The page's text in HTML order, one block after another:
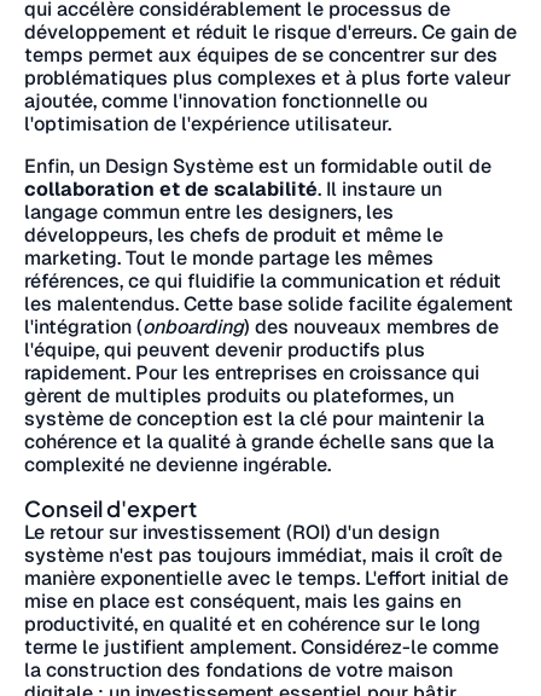
qui accélère considérablement le processus de
développement et réduit le risque d'erreurs. Ce gain de
temps permet aux équipes de se concentrer sur des
problématiques plus complexes et à plus forte valeur
ajoutée, comme l'innovation fonctionnelle ou
l'optimisation de l'expérience utilisateur.
Enfin, un Design Système est un formidable outil de
collaboration et de scalabilité. Il instaure un
langage commun entre les designers, les
développeurs, les chefs de produit et même le
marketing. Tout le monde partage les mêmes
références, ce qui fluidifie la communication et réduit
les malentendus. Cette base solide facilite également
l'intégration (onboarding) des nouveaux membres de
l'équipe, qui peuvent devenir productifs plus
rapidement. Pour les entreprises en croissance qui
gèrent de multiples produits ou plateformes, un
système de conception est la clé pour maintenir la
cohérence et la qualité à grande échelle sans que la
complexité ne devienne ingérable.
Conseil d'expert
Le retour sur investissement (ROI) d'un design
système n'est pas toujours immédiat, mais il croît de
manière exponentielle avec le temps. L'effort initial de
mise en place est conséquent, mais les gains en
productivité, en qualité et en cohérence sur le long
terme le justifient amplement. Considérez-le comme
la construction des fondations de votre maison